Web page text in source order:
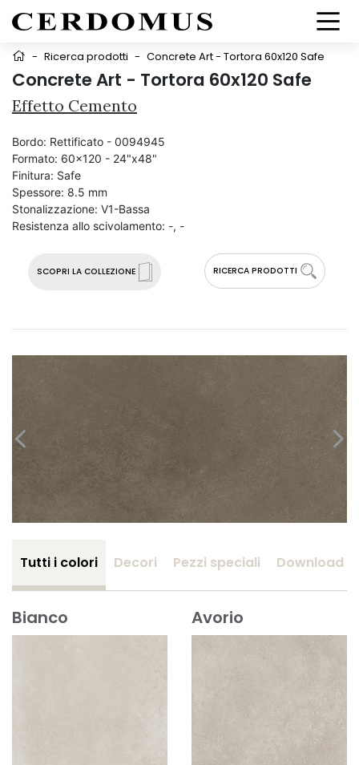
- Ricerca prodotti - Concrete Art - Tortora 60x120 Safe
Concrete Art - Tortora 60x120 Safe
Effetto Cemento
SCOPRI LA COLLEZIONE RICERCA PRODOTTI
Bordo: Rettificato - 0094945
Formato: 60x120 - 24"x48"
Finitura: Safe
Spessore: 8.5 mm
Stonalizzazione: V1-Bassa
Resistenza allo scivolamento: -, -
Tutti i colori Decori Pezzi speciali Download
Bianco Avorio